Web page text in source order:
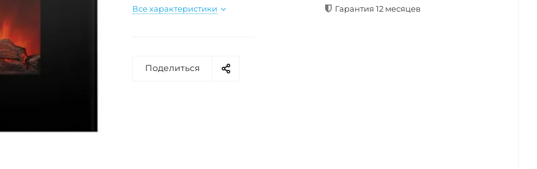
Все характеристики
Гарантия 12 месяцев
Поделиться